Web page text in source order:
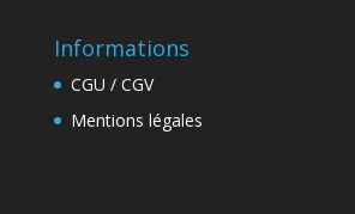
Informations
CGU / CGV
Mentions légales